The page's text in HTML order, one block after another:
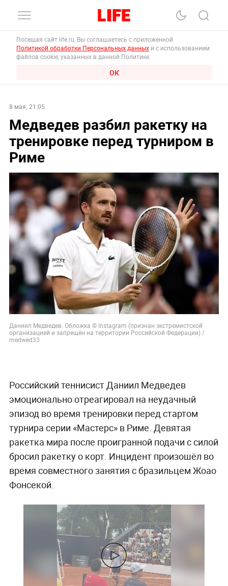
Посещая сайт life.ru, Вы соглашаетесь с приложенной
Политикой обработки Персональных данных и с использованием
файлов cookie, указанных в данной Политике.
ОК
8 мая, 21:05
Медведев разбил ракетку на
тренировке перед турниром в
Риме
Даниил Медведев. Обложка © Instagram (признан экстремистской
организацией и запрещён на территории Российской Федерации) /
medwed33
Российский теннисист Даниил Медведев
эмоционально отреагировал на неудачный
эпизод во время тренировки перед стартом
турнира серии «Мастерс» в Риме. Девятая
ракетка мира после проигранной подачи с силой
бросил ракетку о корт. Инцидент произошёл во
время совместного занятия с бразильцем Жоао
Фонсекой.